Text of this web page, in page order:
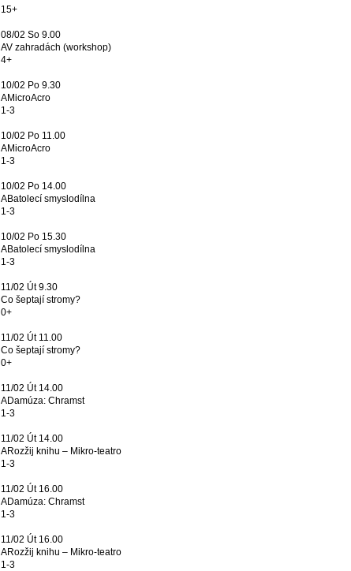
15+
08/02 So 9.00
AV zahradách (workshop)
4+
10/02 Po 9.30
AMicroAcro
1-3
10/02 Po 11.00
AMicroAcro
1-3
10/02 Po 14.00
ABatolecí smyslodílna
1-3
10/02 Po 15.30
ABatolecí smyslodílna
1-3
11/02 Út 9.30
Co šeptají stromy?
0+
11/02 Út 11.00
Co šeptají stromy?
0+
11/02 Út 14.00
ADamúza: Chramst
1-3
11/02 Út 14.00
ARozžij knihu – Mikro-teatro
1-3
11/02 Út 16.00
ADamúza: Chramst
1-3
11/02 Út 16.00
ARozžij knihu – Mikro-teatro
1-3